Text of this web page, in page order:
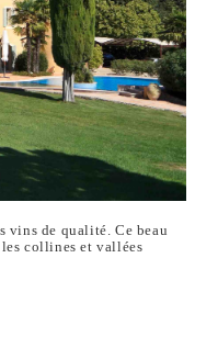
vins de qualité. Ce beau
les collines et vallées